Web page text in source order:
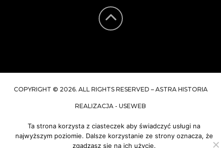
COPYRIGHT © 2026. ALL RIGHTS RESERVED – ASTRA HISTORIA
REALIZACJA - USEWEB
Ta strona korzysta z ciasteczek aby świadczyć usługi na
najwyższym poziomie. Dalsze korzystanie ze strony oznacza, że
zgadzasz się na ich użycie.